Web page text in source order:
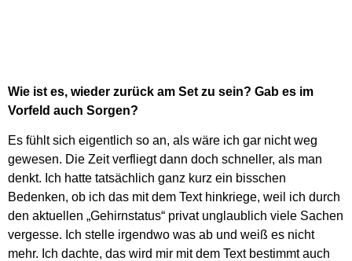
Wie ist es, wieder zurück am Set zu sein? Gab es im
Vorfeld auch Sorgen?
Es fühlt sich eigentlich so an, als wäre ich gar nicht weg
gewesen. Die Zeit verfliegt dann doch schneller, als man
denkt. Ich hatte tatsächlich ganz kurz ein bisschen
Bedenken, ob ich das mit dem Text hinkriege, weil ich durch
den aktuellen „Gehirnstatus“ privat unglaublich viele Sachen
vergesse. Ich stelle irgendwo was ab und weiß es nicht
mehr. Ich dachte, das wird mir mit dem Text bestimmt auch